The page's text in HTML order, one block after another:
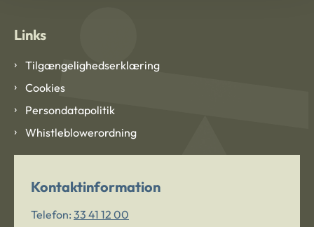
Links
Tilgængelighedserklæring
Cookies
Persondatapolitik
Whistleblowerordning
Kontaktinformation
Telefon: 33 41 12 00